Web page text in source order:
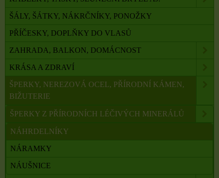
ŠÁLY, ŠÁTKY, NÁKRČNÍKY, PONOŽKY
PŘÍČESKY, DOPLŇKY DO VLASŮ
ZAHRADA, BALKON, DOMÁCNOST
KRÁSA A ZDRAVÍ
ŠPERKY, NEREZOVÁ OCEL, PŘÍRODNÍ KÁMEN,
BIŽUTERIE
ŠPERKY Z PŘÍRODNÍCH LÉČIVÝCH MINERÁLŮ
NÁHRDELNÍKY
NÁRAMKY
NÁUŠNICE